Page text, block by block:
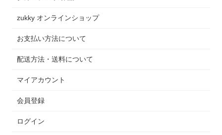
zukky オンラインショップ
お支払い方法について
配送方法・送料について
マイアカウント
会員登録
ログイン